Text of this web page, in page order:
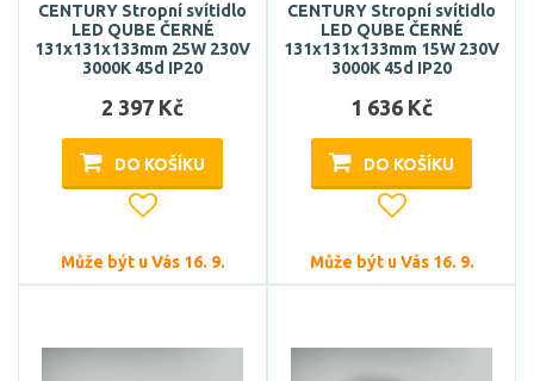
CENTURY Stropní svítidlo
LED QUBE ČERNÉ
131x131x133mm 25W 230V
3000K 45d IP20
2 397 Kč
DO KOŠÍKU
Může být u Vás 16. 9.
CENTURY Stropní svítidlo
LED QUBE ČERNÉ
131x131x133mm 15W 230V
3000K 45d IP20
1 636 Kč
DO KOŠÍKU
Může být u Vás 16. 9.